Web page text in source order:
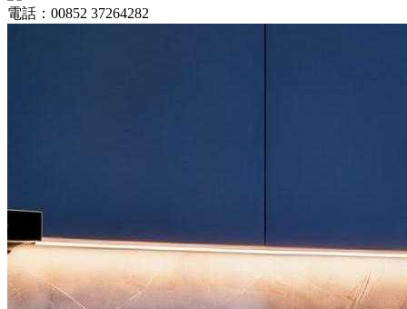
電話：00852 37264282